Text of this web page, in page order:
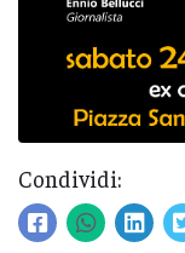
Condividi: